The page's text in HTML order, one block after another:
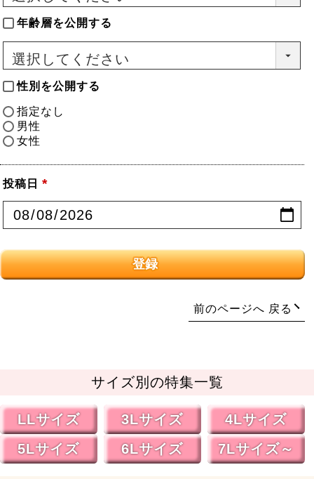
年齢層を公開する
性別を公開する
指定なし
男性
女性
投稿日
(必
須)
登録
戻る
サイズ別の特集一覧
LLサイズ 3Lサイズ
4Lサイズ
5Lサイズ
6Lサイズ 7Lサイズ～